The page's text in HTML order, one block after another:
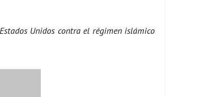
Unidos contra el régimen islámico